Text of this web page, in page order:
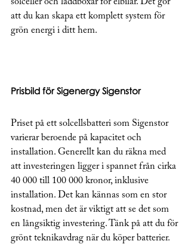
solceller och laddboxar för elbilar. Det gör
att du kan skapa ett komplett system för
grön energi i ditt hem.
Prisbild för Sigenergy Sigenstor
Priset på ett solcellsbatteri som Sigenstor
varierar beroende på kapacitet och
installation. Generellt kan du räkna med
att investeringen ligger i spannet från cirka
40 000 till 100 000 kronor, inklusive
installation. Det kan kännas som en stor
kostnad, men det är viktigt att se det som
en långsiktig investering. Tänk på att du för
grönt teknikavdrag när du köper batterier.